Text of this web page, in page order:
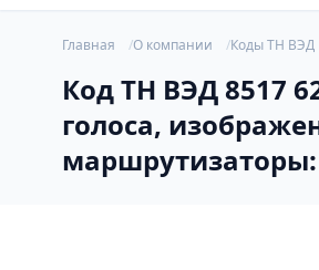
Главная О компании Коды ТН ВЭД
Код ТН ВЭД 8517
голоса,